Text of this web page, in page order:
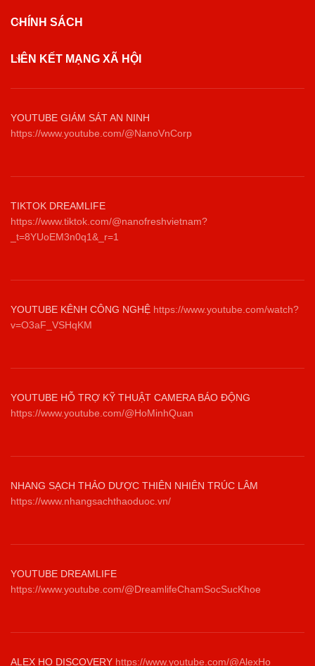
CHÍNH SÁCH
LIÊN KẾT MẠNG XÃ HỘI
YOUTUBE GIÁM SÁT AN NINH
https://www.youtube.com/@NanoVnCorp
TIKTOK DREAMLIFE
https://www.tiktok.com/@nanofreshvietnam?
_t=8YUoEM3n0q1&_r=1
YOUTUBE KÊNH CÔNG NGHỆ https://www.youtube.com/watch?
v=O3aF_VSHqKM
YOUTUBE HỖ TRỢ KỸ THUẬT CAMERA BÁO ĐỘNG
https://www.youtube.com/@HoMinhQuan
NHANG SẠCH THẢO DƯỢC THIÊN NHIÊN TRÚC LÂM
https://www.nhangsachthaoduoc.vn/
YOUTUBE DREAMLIFE
https://www.youtube.com/@DreamlifeChamSocSucKhoe
ALEX HO DISCOVERY https://www.youtube.com/@AlexHo